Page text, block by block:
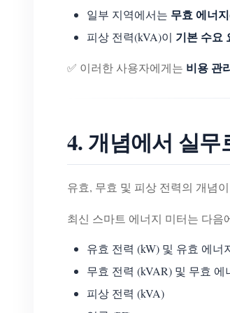
일부 지역에서는 무효 에너
피상 전력(kVA)이 기본 수요
✅ 이러한 사용자에게는 비용 관
4. 개념에서 실
유효, 무효 및 피상 전력의 개념
최신 스마트 에너지 미터는 다음
유효 전력 (kW) 및 유효 에너
무효 전력 (kVAR) 및 무효 에
피상 전력 (kVA)